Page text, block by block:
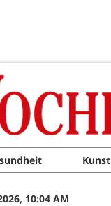
10:04 AM